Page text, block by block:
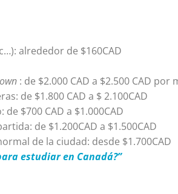
alrededor de $160CAD
: de $2.000 CAD a $2.500 CAD por
de $1.800 CAD a $ 2.100CAD
$700 CAD a $1.000CAD
de $1.200CAD a $1.500CAD
de la ciudad: desde $1.700CAD
estudiar en Canadá?”